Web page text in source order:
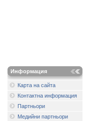
Информация
Карта на сайта
Контактна информация
Партньори
Медийни партньори